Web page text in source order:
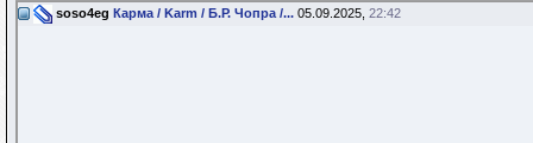
soso4eg Карма / Karm / Б.Р. Чопра /... 05.09.2025, 22:42